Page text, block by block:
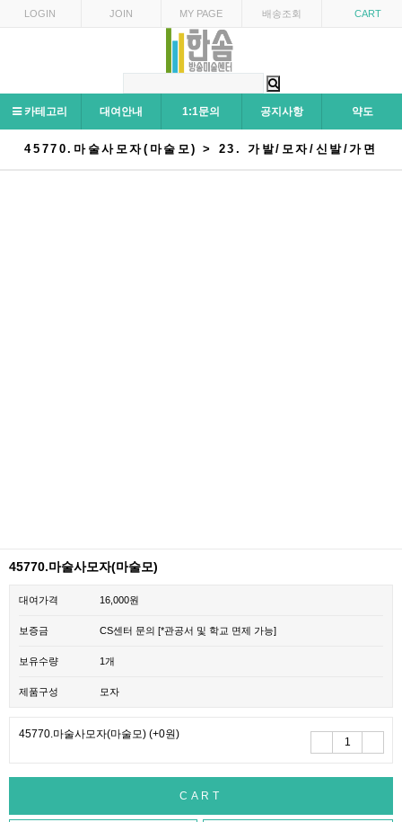
LOGIN JOIN MY PAGE 배송조회 CART
카테고리 대여안내 1:1문의 공지사항 약도
45770.마술사모자(마술모) > 23. 가발/모자/신발/가면
45770.마술사모자(마술모)
대여가격 16,000원
보증금 CS센터 문의 [*관공서 및 학교 면제 가능]
보유수량 1개
제품구성 모자
45770.마술사모자(마술모) (+0원)